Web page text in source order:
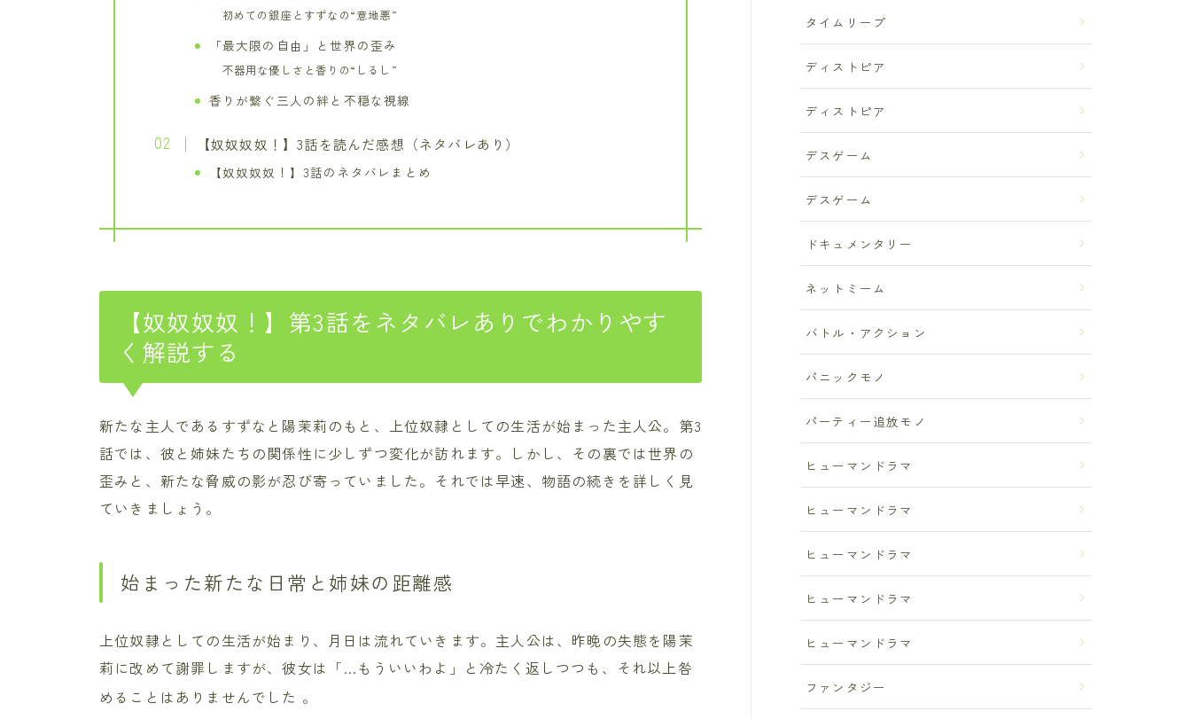
初めての銀座とすずなの“意地悪”
「最大限の自由」と世界の歪み
不器用な優しさと香りの“しるし”
香りが繋ぐ三人の絆と不穏な視線
【奴奴奴奴！】3話を読んだ感想（ネタバレあり）
【奴奴奴奴！】3話のネタバレまとめ
【奴奴奴奴！】第3話をネタバレありでわかりやす
く解説する
新たな主人であるすずなと陽茉莉のもと、上位奴隷としての生活が始まった主人公。第3
話では、彼と姉妹たちの関係性に少しずつ変化が訪れます。しかし、その裏では世界の
歪みと、新たな脅威の影が忍び寄っていました。それでは早速、物語の続きを詳しく見
ていきましょう。
始まった新たな日常と姉妹の距離感
上位奴隷としての生活が始まり、月日は流れていきます。主人公は、昨晩の失態を陽茉
莉に改めて謝罪しますが、彼女は「…もういいわよ」と冷たく返しつつも、それ以上咎
めることはありませんでした 。
タイムリープ
ディストピア
ディストピア
デスゲーム
デスゲーム
ドキュメンタリー
ネットミーム
バトル・アクション
パニックモノ
パーティー追放モノ
ヒューマンドラマ
ヒューマンドラマ
ヒューマンドラマ
ヒューマンドラマ
ヒューマンドラマ
ファンタジー